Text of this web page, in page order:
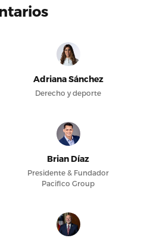
Adriana Sánchez
Derecho y deporte
Brian Díaz
Presidente & Fundador
Pacifico Group